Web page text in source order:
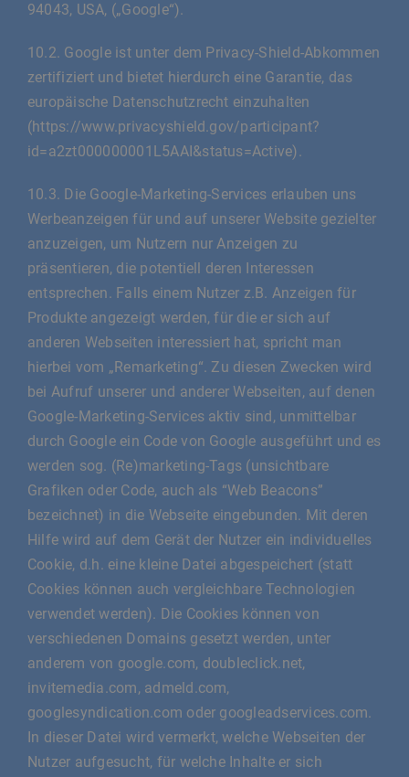
94043, USA, („Google“).
10.2. Google ist unter dem Privacy-Shield-Abkommen
zertifiziert und bietet hierdurch eine Garantie, das
europäische Datenschutzrecht einzuhalten
(https://www.privacyshield.gov/participant?
id=a2zt000000001L5AAI&status=Active).
10.3. Die Google-Marketing-Services erlauben uns
Werbeanzeigen für und auf unserer Website gezielter
anzuzeigen, um Nutzern nur Anzeigen zu
präsentieren, die potentiell deren Interessen
entsprechen. Falls einem Nutzer z.B. Anzeigen für
Produkte angezeigt werden, für die er sich auf
anderen Webseiten interessiert hat, spricht man
hierbei vom „Remarketing“. Zu diesen Zwecken wird
bei Aufruf unserer und anderer Webseiten, auf denen
Google-Marketing-Services aktiv sind, unmittelbar
durch Google ein Code von Google ausgeführt und es
werden sog. (Re)marketing-Tags (unsichtbare
Grafiken oder Code, auch als “Web Beacons”
bezeichnet) in die Webseite eingebunden. Mit deren
Hilfe wird auf dem Gerät der Nutzer ein individuelles
Cookie, d.h. eine kleine Datei abgespeichert (statt
Cookies können auch vergleichbare Technologien
verwendet werden). Die Cookies können von
verschiedenen Domains gesetzt werden, unter
anderem von google.com, doubleclick.net,
invitemedia.com, admeld.com,
googlesyndication.com oder googleadservices.com.
In dieser Datei wird vermerkt, welche Webseiten der
Nutzer aufgesucht, für welche Inhalte er sich